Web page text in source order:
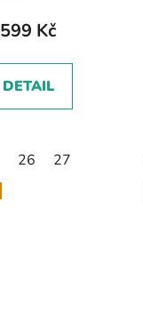
599 Kč
DETAIL
26 27